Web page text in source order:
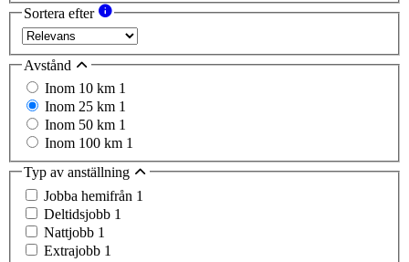
Sortera efter
Avstånd
Inom 10 km 1
Inom 25 km 1
Inom 50 km 1
Inom 100 km 1
Typ av anställning
Jobba hemifrån 1
Deltidsjobb 1
Nattjobb 1
Extrajobb 1